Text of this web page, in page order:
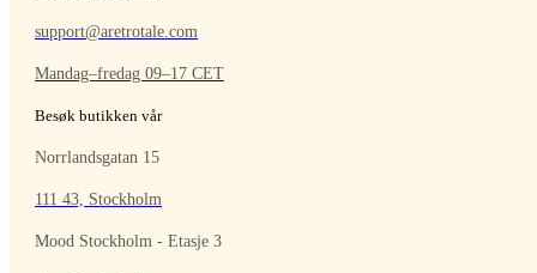
support@aretrotale.com
Mandag–fredag 09–17 CET
Besøk butikken vår
Norrlandsgatan 15
111 43, Stockholm
Mood Stockholm - Etasje 3